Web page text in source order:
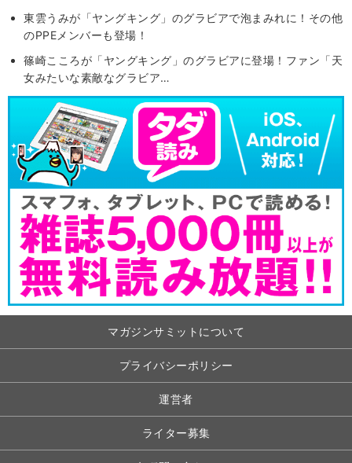
東雲うみが「ヤングキング」のグラビアで泡まみれに！その他
のPPEメンバーも登場！
篠崎こころが「ヤングキング」のグラビアに登場！ファン「天
女みたいな素敵なグラビア…
マガジンサミットについて
プライバシーポリシー
運営者
ライター募集